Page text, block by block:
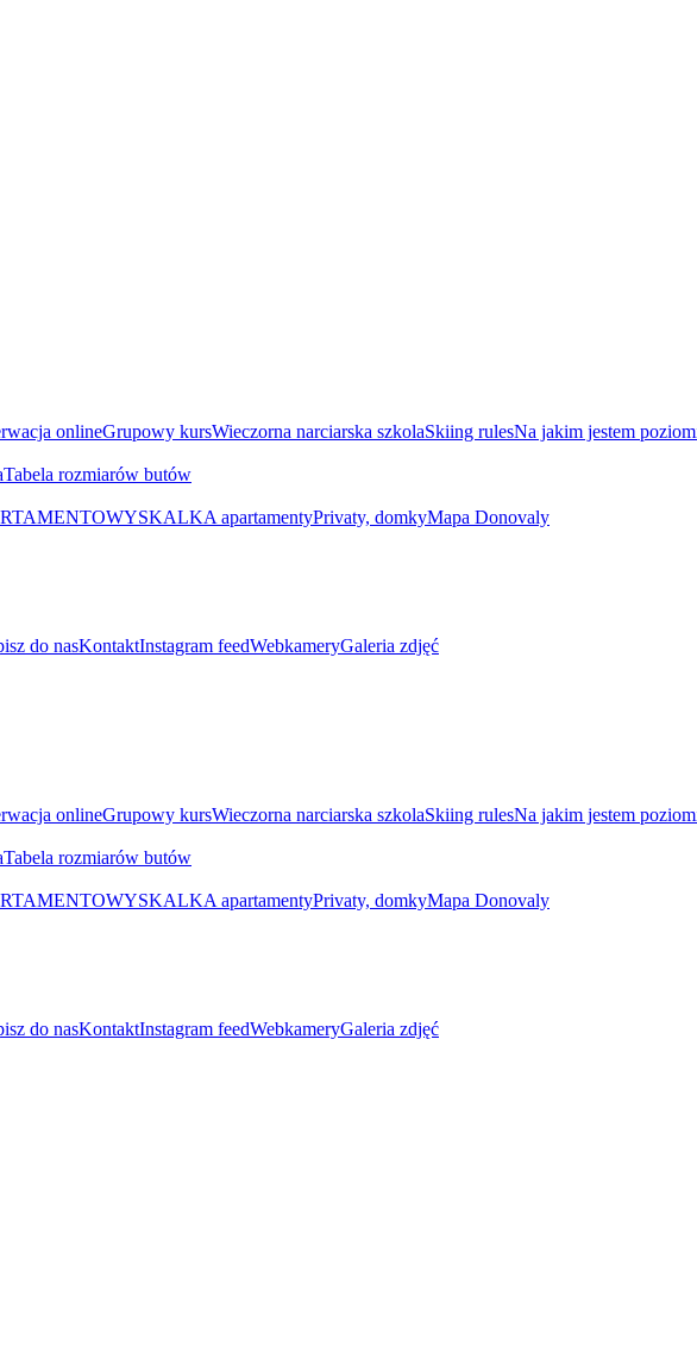
onlineGrupowy kursWieczorna narciarska szkolaSkiing rulesNa jakim jestem
Tabela rozmiarów butów
SKALKA apartamentyPrivaty, domkyMapa Donovaly
do nasKontaktInstagram feedWebkameryGaleria zdjęć
onlineGrupowy kursWieczorna narciarska szkolaSkiing rulesNa jakim jestem
Tabela rozmiarów butów
SKALKA apartamentyPrivaty, domkyMapa Donovaly
do nasKontaktInstagram feedWebkameryGaleria zdjęć